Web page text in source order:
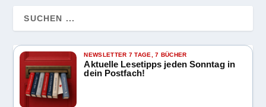
NEWSLETTER 7 TAGE, 7 BÜCHER
Aktuelle Lesetipps jeden Sonntag in
dein Postfach!